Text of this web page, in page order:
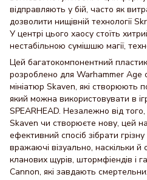
відправляють у бій, часто як
дозволити нищівній технології
У центрі цього хаосу стоїть
нестабільною сумішшю магії,
Цей багатокомпонентний
розроблено для Warhammer Age
мініатюр Skaven, які створюють
який можна використовувати в
SPEARHEAD. Незалежно від
Skaven чи створюєте нову, цей
ефективний спосіб зібрати
вражаючі візуально, наскільки й
кланових щурів, штормфіендів і
Cannon, які завдають